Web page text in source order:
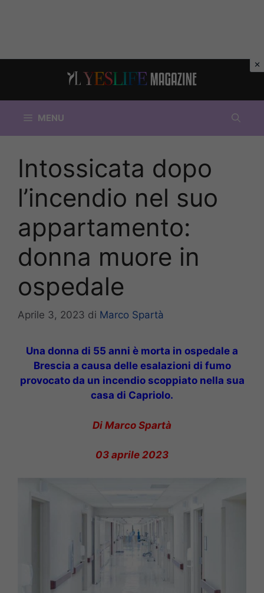
MENU
Intossicata dopo
l’incendio nel suo
appartamento:
donna muore in
ospedale
Aprile 3, 2023 di Marco Spartà
Una donna di 55 anni è morta in ospedale a
Brescia a causa delle esalazioni di fumo
provocato da un incendio scoppiato nella sua
casa di Capriolo.
Di Marco Spartà
03 aprile 2023